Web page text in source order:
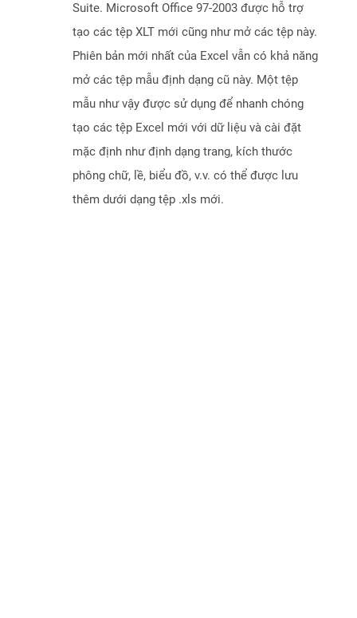
Suite. Microsoft Office 97-2003 được hỗ trợ
tạo các tệp XLT mới cũng như mở các tệp này.
Phiên bản mới nhất của Excel vẫn có khả năng
mở các tệp mẫu định dạng cũ này. Một tệp
mẫu như vậy được sử dụng để nhanh chóng
tạo các tệp Excel mới với dữ liệu và cài đặt
mặc định như định dạng trang, kích thước
phông chữ, lề, biểu đồ, v.v. có thể được lưu
thêm dưới dạng tệp .xls mới.